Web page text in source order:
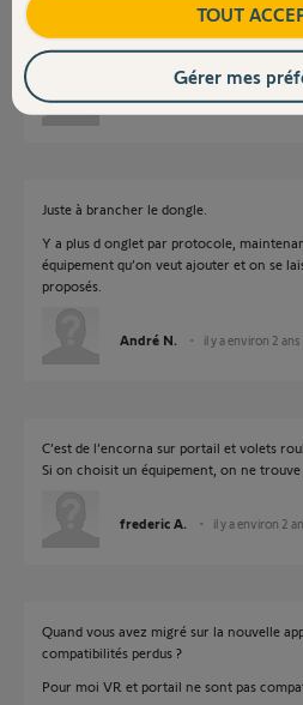
Sur l’ancienne application il y avait
Merci
frederic A. il y a environ 2
Juste à brancher le dongle.
Y a plus d onglet par protocole,
équipement qu’on veut ajouter et on se
proposés.
André N. il y a environ 2 ans
C’est de l’encorna sur portail et volets
Si on choisit un équipement, on ne trouve
frederic A. il y a environ 2
Quand vous avez migré sur la nouvelle
compatibilités perdus ?
Pour moi VR et portail ne sont pas
TOUT
Gérer mes